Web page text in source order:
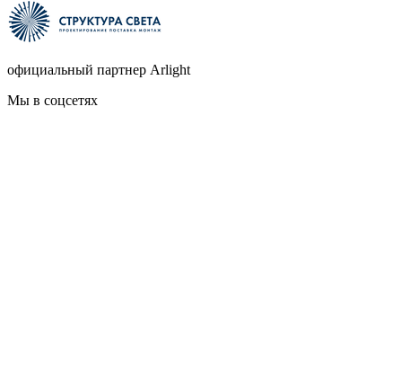
официальный партнер Arlight
Мы в соцсетях